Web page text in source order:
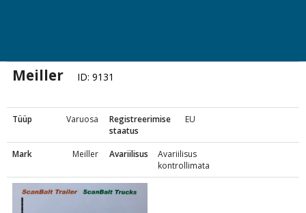
Meiller ID: 9131
Tüüp Varuosa
Registreerimise
staatus
EU
Mark Meiller Avariilisus
Avariilisus
kontrollimata